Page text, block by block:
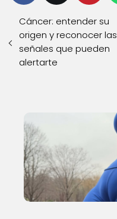
Cáncer: entender su
origen y reconocer las
señales que pueden
alertarte